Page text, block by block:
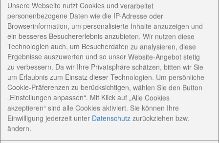
Frau Fette versteht sich als Moderatorin für Akteure
und Interessengruppen im Quartier. Die
Begegnungsstätte bietet hierfür geeignete
Räumlichkeiten, um gemeinsam „Lebensart“ zu
gestalten. Wer Interesse an lokalen Netzwerken hat,
auf der Suche nach Freizeitangeboten ist,
ehrenamtlich tätig werden möchte oder einfach mal
vorbei schauen will, ist im Quartiersbüro
(Begegnungsstätte) genau richtig :
Sprechzeiten des Quartiersmanagement:
Unsere Webseite nutzt Cookies und verarbeitet
personenbezogene Daten wie die IP-Adresse oder
Browserinformation, um personalisierte Inhalte anzuzeigen und
ein besseres Besuchererlebnis anzubieten. Wir nutzen diese
Technologien auch, um Besucherdaten zu analysieren, diese
Ergebnisse auszuwerten und so unser Website-Angebot stetig
zu verbessern. Da wir Ihre Privatsphäre schätzen, bitten wir Sie
um Erlaubnis zum Einsatz dieser Technologien. Um persönliche
Cookie-Präferenzen zu berücksichtigen, wählen Sie den Button
„Einstellungen anpassen“. Mit Klick auf „Alle Cookies
akzeptieren“ sind alle Cookies aktiviert. Sie können Ihre
Einwilligung jederzeit unter Datenschutz zurückziehen bzw.
ändern.